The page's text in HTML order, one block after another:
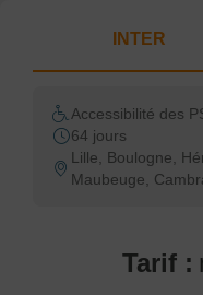
INTER
Accessibilité des
64 jours
Lille, Boulogne,
Maubeuge,
Tarif :